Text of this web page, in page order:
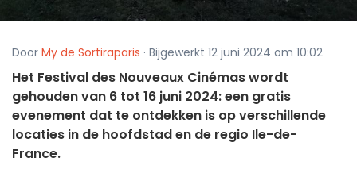
Door My de Sortiraparis · Bijgewerkt 12 juni 2024 om 10:02
Het Festival des Nouveaux Cinémas wordt
gehouden van 6 tot 16 juni 2024: een gratis
evenement dat te ontdekken is op verschillende
locaties in de hoofdstad en de regio Ile-de-
France.